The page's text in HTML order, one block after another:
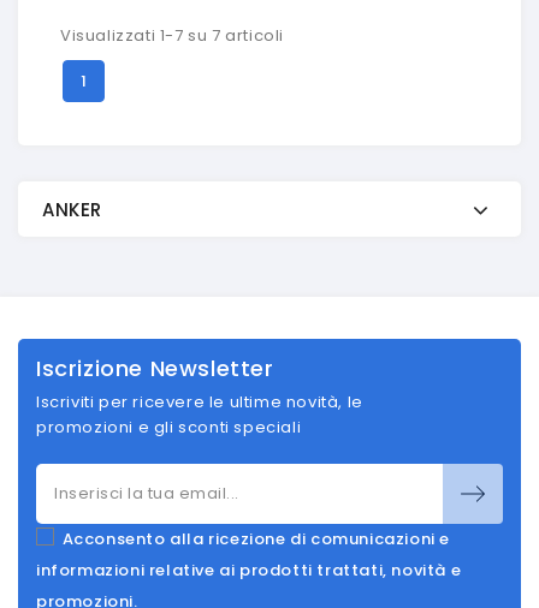
Visualizzati 1-7 su 7 articoli
1
ANKER
Iscrizione Newsletter
Iscriviti per ricevere le ultime novità, le
promozioni e gli sconti speciali
Acconsento alla ricezione di comunicazioni e
informazioni relative ai prodotti trattati, novità e
promozioni.